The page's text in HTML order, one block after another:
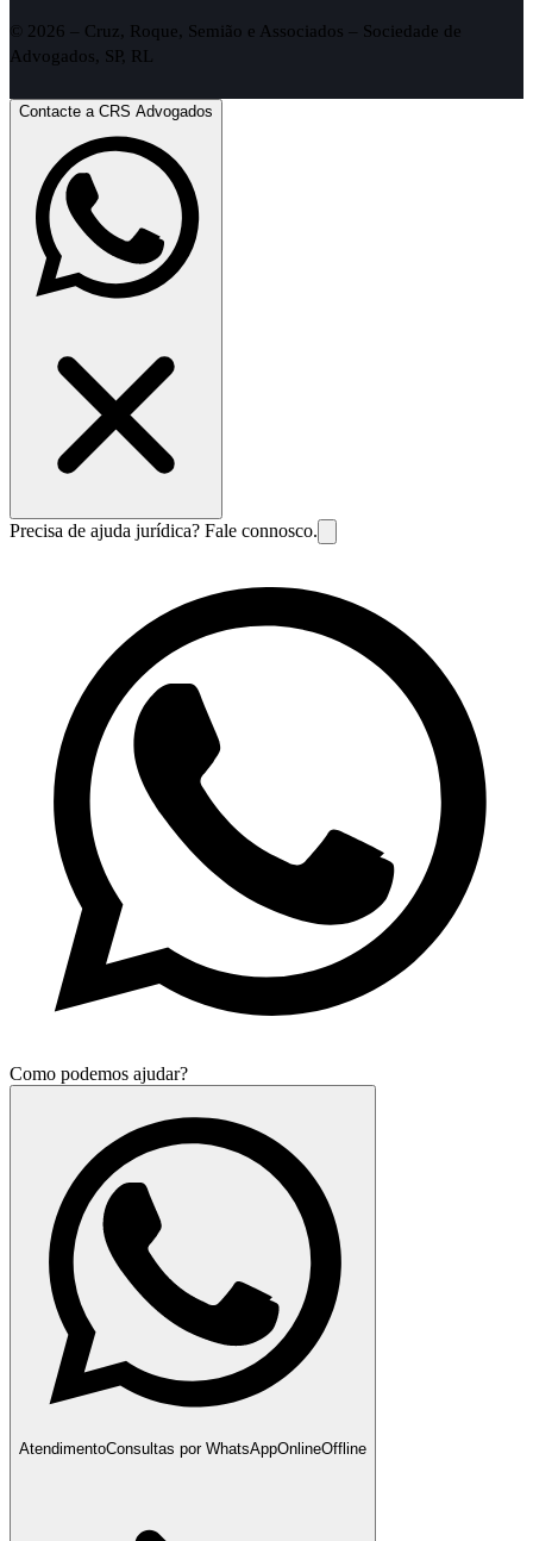
© 2026 – Cruz, Roque, Semião e Associados – Sociedade de
Advogados, SP, RL
Contacte a CRS Advogados
Precisa de ajuda jurídica? Fale connosco.
Como podemos ajudar?
AtendimentoConsultas por WhatsAppOnlineOffline